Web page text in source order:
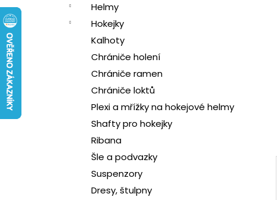
Helmy
Hokejky
Kalhoty
Chrániče holení
Chrániče ramen
Chrániče loktů
Plexi a mřížky na hokejové helmy
Shafty pro hokejky
Ribana
Šle a podvazky
Suspenzory
Dresy, štulpny